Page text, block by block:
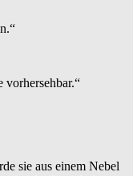
vorhersehbar.“
sie aus einem Nebel